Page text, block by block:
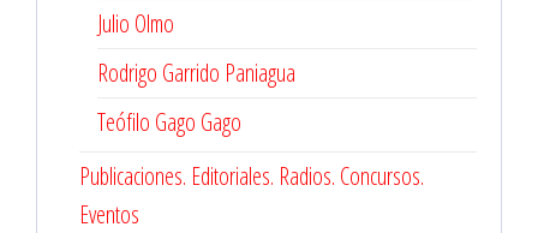
Julio Olmo
Rodrigo Garrido Paniagua
Teófilo Gago Gago
Publicaciones. Editoriales. Radios. Concursos.
Eventos